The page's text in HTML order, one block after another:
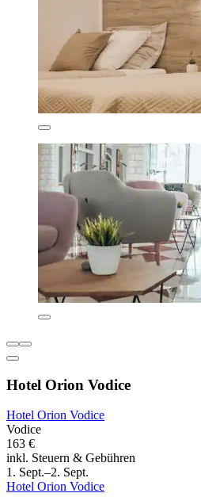
Hotel Orion Vodice
Hotel Orion Vodice
Vodice
163 €
inkl. Steuern & Gebühren
1. Sept.–2. Sept.
Hotel Orion Vodice